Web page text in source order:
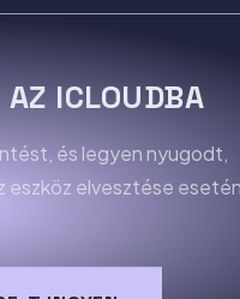
ICLOUDBA
és legyen nyugodt,
eszköz elvesztése esetén